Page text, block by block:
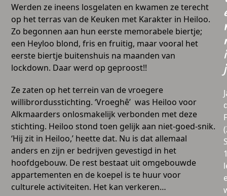
Werden ze ineens losgelaten en kwamen ze terecht
op het terras van de Keuken met Karakter in Heiloo.
Zo begonnen aan hun eerste memorabele biertje;
een Heyloo blond, fris en fruitig, maar vooral het
eerste biertje buitenshuis na maanden van
lockdown. Daar werd op geproost!!
Ze zaten op het terrein van de vroegere
willibrordusstichting. ‘Vroeghê’ was Heiloo voor
Alkmaarders onlosmakelijk verbonden met deze
stichting. Heiloo stond toen gelijk aan niet-goed-snik.
‘Hij zit in Heiloo,’ heette dat. Nu is dat allemaal
anders en zijn er bedrijven gevestigd in het
hoofdgebouw. De rest bestaat uit omgebouwde
appartementen en de koepel is te huur voor
culturele activiteiten. Het kan verkeren…
i
j